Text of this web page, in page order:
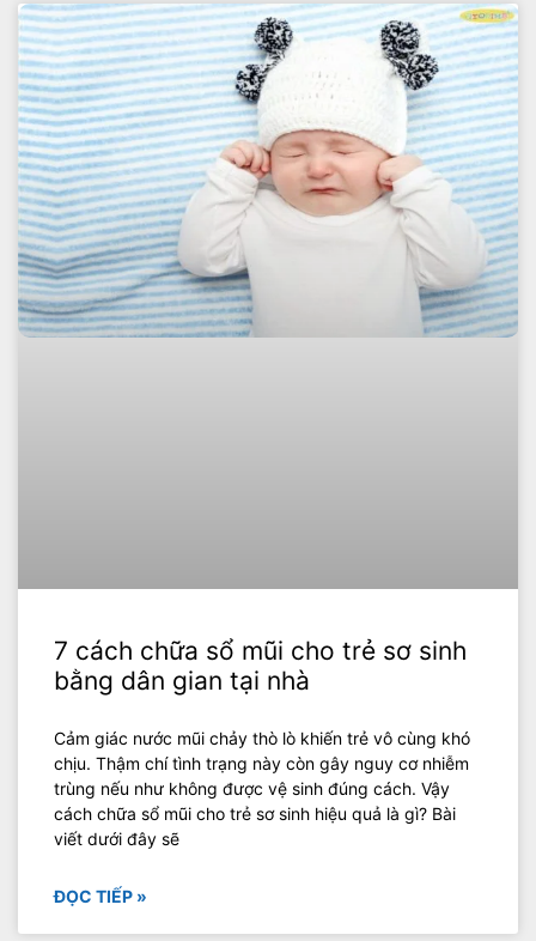
7 cách chữa sổ mũi cho trẻ sơ sinh
bằng dân gian tại nhà
Cảm giác nước mũi chảy thò lò khiến trẻ vô cùng khó
chịu. Thậm chí tình trạng này còn gây nguy cơ nhiễm
trùng nếu như không được vệ sinh đúng cách. Vậy
cách chữa sổ mũi cho trẻ sơ sinh hiệu quả là gì? Bài
viết dưới đây sẽ
ĐỌC TIẾP »